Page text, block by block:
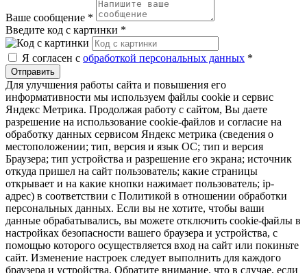
Ваше сообщение *
Введите код с картинки *
Я согласен с обработкой персональных данных *
Отправить
Для улучшения работы сайта и повышения его
информативности мы используем файлы cookie и сервис
Яндекс Метрика. Продолжая работу с сайтом, Вы даете
разрешение на использование cookie-файлов и согласие на
обработку данных сервисом Яндекс метрика (сведения о
местоположении; тип, версия и язык ОС; тип и версия
Браузера; тип устройства и разрешение его экрана; источник
откуда пришел на сайт пользователь; какие страницы
открывает и на какие кнопки нажимает пользователь; ip-
адрес) в соответствии с Политикой в отношении обработки
персональных данных. Если вы не хотите, чтобы ваши
данные обрабатывались, вы можете отключить cookie-файлы в
настройках безопасности вашего браузера и устройства, с
помощью которого осуществляется вход на сайт или покиньте
сайт. Изменение настроек следует выполнить для каждого
браузера и устройства. Обратите внимание, что в случае, если